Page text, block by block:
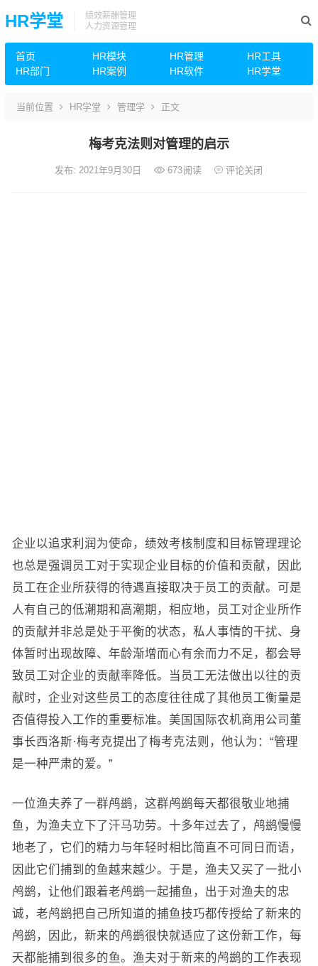
HR学堂
绩效薪酬管理
人力资源管理
首页 HR模块 HR管理
HR工具
HR部门
HR案例 HR软件 HR学堂
当前位置 HR学堂 管理学 正文
梅考克法则对管理的启示
发布: 2021年9月30日 673阅读 评论关闭
企业以追求利润为使命，绩效考核制度和目标管理理论
也总是强调员工对于实现企业目标的价值和贡献，因此
员工在企业所获得的待遇直接取决于员工的贡献。可是
人有自己的低潮期和高潮期，相应地，员工对企业所作
的贡献并非总是处于平衡的状态，私人事情的干扰、身
体暂时出现故障、年龄渐增而心有余而力不足，都会导
致员工对企业的贡献率降低。当员工无法做出以往的贡
献时，企业对这些员工的态度往往成了其他员工衡量是
否值得投入工作的重要标准。美国国际农机商用公司董
事长西洛斯·梅考克提出了梅考克法则，他认为：“管理
是一种严肃的爱。”
一位渔夫养了一群鸬鹚，这群鸬鹚每天都很敬业地捕
鱼，为渔夫立下了汗马功劳。十多年过去了，鸬鹚慢慢
地老了，它们的精力与年轻时相比简直不可同日而语，
因此它们捕到的鱼越来越少。于是，渔夫又买了一批小
鸬鹚，让他们跟着老鸬鹚一起捕鱼，出于对渔夫的忠
诚，老鸬鹚把自己所知道的捕鱼技巧都传授给了新来的
鸬鹚，因此，新来的鸬鹚很快就适应了这份新工作，每
天都能捕到很多的鱼。渔夫对于新来的鸬鹚的工作表现